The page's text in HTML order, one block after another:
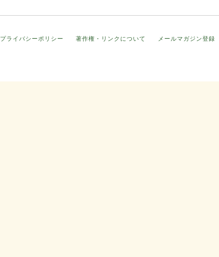
プライバシーポリシー 著作権・リンクについて メールマガジン登録